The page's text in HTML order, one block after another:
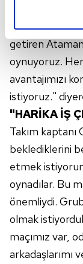
elimizden gelen
kalemimiz
Her halükârda,
takdirde,
Sizlere daha iyi
Sitemizde
verileriniz
toplumu
kılınması ve
reklam/
sınırlı olarak
atmosfer
Grubu
getiren
oynuyoruz.
avantajımızı
istiyoruz."
"HARİKA İŞ
Takım
beklediklerini
etmek
oynadılar. Bu
önemliydi.
olmak
maçımız var,
arkadaşlarımı